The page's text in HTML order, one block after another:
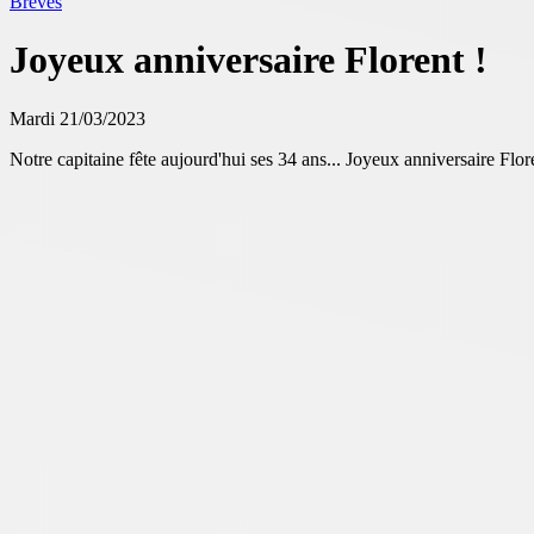
Joyeux anniversaire Florent !
Mardi 21/03/2023
Notre capitaine fête aujourd'hui ses 34 ans... Joyeux anniversaire